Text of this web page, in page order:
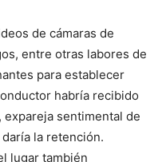
de cámaras de
entre otras labores de
para establecer
habría recibido
expareja sentimental de
la retención.
lugar también